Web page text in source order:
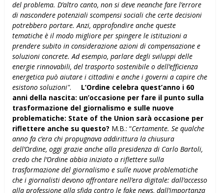
del problema. D’altro canto, non si deve neanche fare l’errore
di nascondere potenziali scompensi sociali che certe decisioni
potrebbero portare. Anzi, approfondire anche queste
tematiche è il modo migliore per spingere le istituzioni a
prendere subito in considerazione azioni di compensazione e
soluzioni concrete. Ad esempio, parlare degli sviluppi delle
energie rinnovabili, del trasporto sostenibile o dell’efficienza
energetica può aiutare i cittadini e anche i governi a capire che
esistono soluzioni". L’Ordine celebra quest’anno i 60
anni della nascita: un’occasione per fare il punto sulla
trasformazione del giornalismo e sulle nuove
problematiche: State of the Union sarà occasione per
riflettere anche su questo? M.B.: “Certamente. Se qualche
anno fa c’era chi propugnava addirittura la chiusura
dell’Ordine, oggi grazie anche alla presidenza di Carlo Bartoli,
credo che l’Ordine abbia iniziato a riflettere sulla
trasformazione del giornalismo e sulle nuove problematiche
che i giornalisti devono affrontare nell’era digitale: dall’accesso
alla professione alla sfida contro le fake news, dall’importanza